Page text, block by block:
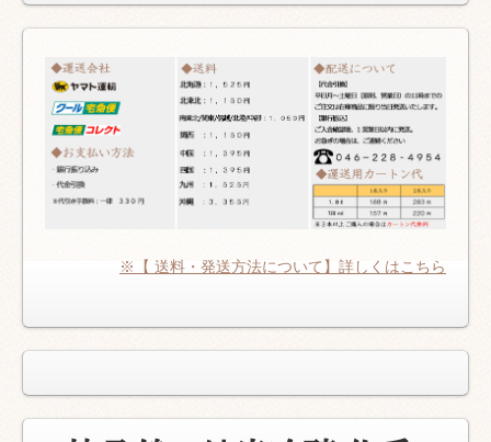
※【 送料・発送方法について】詳しくはこちら